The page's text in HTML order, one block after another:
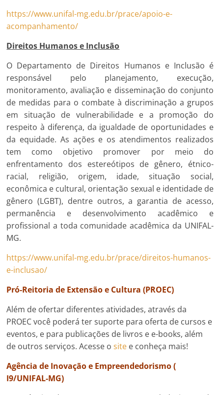
https://www.unifal-mg.edu.br/prace/apoio-e-
acompanhamento/
Direitos Humanos e Inclusão
O Departamento de Direitos Humanos e Inclusão é
responsável pelo planejamento, execução,
monitoramento, avaliação e disseminação do conjunto
de medidas para o combate à discriminação a grupos
em situação de vulnerabilidade e a promoção do
respeito à diferença, da igualdade de oportunidades e
da equidade. As ações e os atendimentos realizados
tem como objetivo promover por meio do
enfrentamento dos estereótipos de gênero, étnico-
racial, religião, origem, idade, situação social,
econômica e cultural, orientação sexual e identidade de
gênero (LGBT), dentre outros, a garantia de acesso,
permanência e desenvolvimento acadêmico e
profissional a toda comunidade acadêmica da UNIFAL-
MG.
https://www.unifal-mg.edu.br/prace/direitos-humanos-
e-inclusao/
Pró-Reitoria de Extensão e Cultura (PROEC)
Além de ofertar diferentes atividades, através da
PROEC você poderá ter suporte para oferta de cursos e
eventos, e para publicações de livros e e-books, além
de outros serviços. Acesse osite e conheça mais!
Agência de Inovação e Empreendedorismo(
I9/UNIFAL-MG)